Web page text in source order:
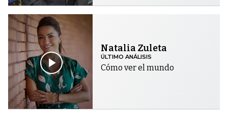
Natalia Zuleta
ÚLTIMO ANÁLISIS
Cómo ver el mundo